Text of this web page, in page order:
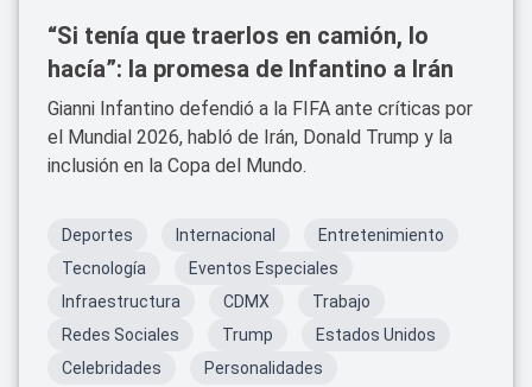
“Si tenía que traerlos en camión, lo
hacía”: la promesa de Infantino a Irán
Gianni Infantino defendió a la FIFA ante críticas por
el Mundial 2026, habló de Irán, Donald Trump y la
inclusión en la Copa del Mundo.
Deportes Internacional
Entretenimiento
Tecnología
Eventos Especiales
Infraestructura
CDMX
Trabajo
Redes Sociales
Trump
Estados Unidos
Celebridades
Personalidades